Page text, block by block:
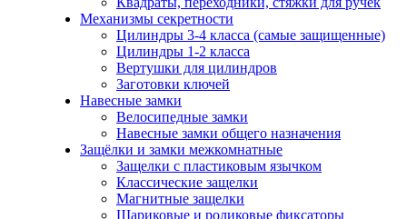
Механизмы секретности
Цилиндры 3-4 класса (самые защищенные)
Цилиндры 1-2 класса
Вертушки для цилиндров
Заготовки ключей
Навесные замки
Велосипедные замки
Навесные замки общего назначения
Защёлки и замки межкомнатные
Защелки с пластиковым язычком
Классические защелки
Магнитные защелки
Шариковые и роликовые фиксаторы